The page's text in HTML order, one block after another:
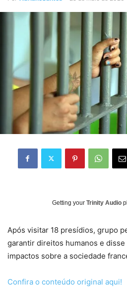
Getting your Trinity Audio
Após visitar 18 presídios, grupo
garantir direitos humanos e
impactos sobre a sociedade
Confira o conteúdo original aqui!